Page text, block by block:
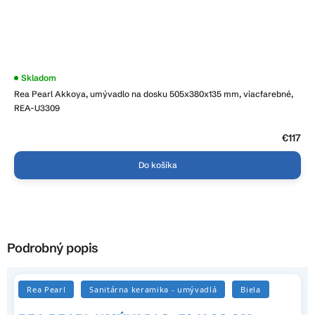
Rea Pearl Akkoya, umývadlo na dosku 505x380x135 mm, viacfarebné,
REA-U3309
Skladom
€117
Do košíka
Podrobný popis
Rea Pearl Sanitárna keramika - umývadlá Biela